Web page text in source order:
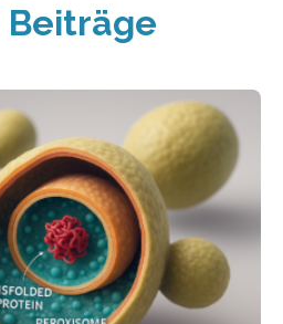
Beiträge